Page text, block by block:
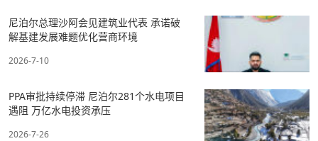
尼泊尔总理沙阿会见建筑业代表 承诺破
解基建发展难题优化营商环境
2026-7-10
PPA审批持续停滞 尼泊尔281个水电项目
遇阻 万亿水电投资承压
2026-7-26